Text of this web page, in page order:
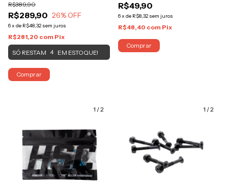
R$289,90
R$389,90
26% OFF
6x de R$48,32 sem juros
R$281,20 com Pix
SÓ RESTAM 4 EM ESTOQUE!
Comprar
R$49,90
6x de R$8,32 sem juros
R$48,40 com Pix
Comprar
1 /2 1 /2